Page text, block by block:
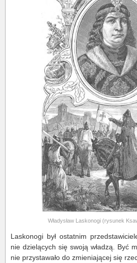
Władysław Laskonogi (rysunek
Laskonogi był ostatnim
nie dzielących się swoją władzą. Być
nie przystawało do zmieniającej się